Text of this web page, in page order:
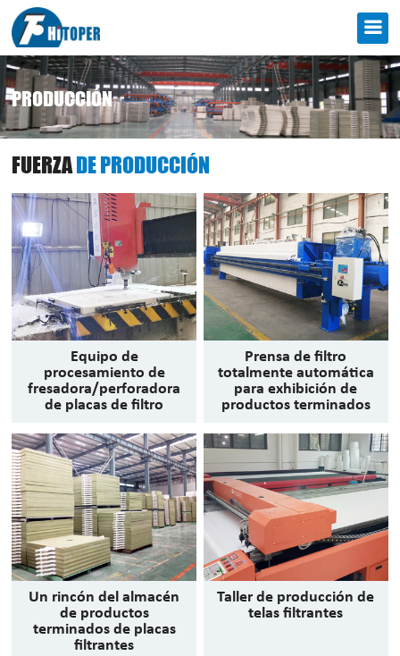
PRODUCCIÓN
FUERZADE PRODUCCIÓN
Equipo de
procesamiento de
fresadora/perforadora
de placas de filtro
Prensa de filtro
totalmente automática
para exhibición de
productos terminados
Un rincón del almacén
de productos
terminados de placas
filtrantes
Taller de producción de
telas filtrantes